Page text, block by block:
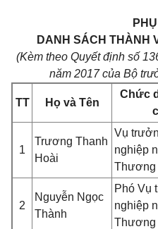
DANH SÁCH THÀNH
(Kèm theo Quyết định số
năm 2017 của Bộ
TT Họ và Tên
Chức
1
Trương Thanh
Hoài
Vụ
nghiệp
Thương
2
Nguyễn Ngọc
Thành
Phó Vụ
nghiệp
Thương